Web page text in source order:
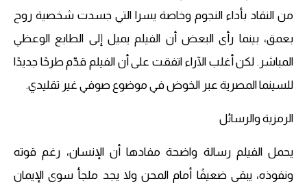
من النقاد بأداء النجوم وخاصة يسرا التي جسدت شخصية روح
بعمق، بينما رأى البعض أن الفيلم يميل إلى الطابع الوعظي
المباشر. لكن أغلب الآراء اتفقت على أن الفيلم قدّم طرحًا جديدًا
للسينما المصرية عبر الخوض في موضوع صوفي غير تقليدي.
الرمزية والرسائل
يحمل الفيلم رسالة واضحة مفادها أن الإنسان، رغم قوته
ونفوذه، يبقى ضعيفًا أمام المحن ولا يجد ملجأ سوى الإيمان